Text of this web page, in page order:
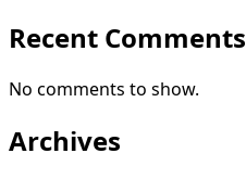
Recent Comments
No comments to show.
Archives